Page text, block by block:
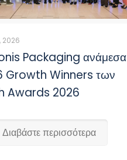
2026
Packaging ανάμεσα
Growth Winners των
Awards 2026
Διαβάστε περισσότερα